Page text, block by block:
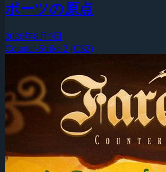
ポーツの原点
2026年8月9日
Counter-Strike 2 (CS2)